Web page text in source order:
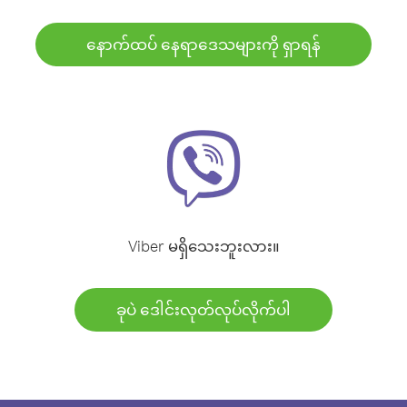
နောက်ထပ် နေရာဒေသများကို ရှာရန်
Viber မရှိသေးဘူးလား။
ခုပဲ ဒေါင်းလုတ်လုပ်လိုက်ပါ